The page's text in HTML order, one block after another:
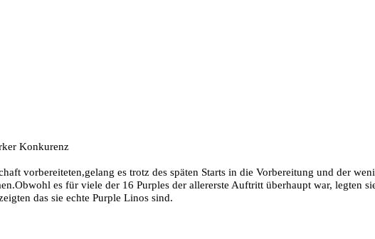
Konkurenz
vorbereiteten,gelang es trotz des späten Starts in die Vorbereitung und der
Obwohl es für viele der 16 Purples der allererste Auftritt überhaupt war, legten
das sie echte Purple Linos sind.